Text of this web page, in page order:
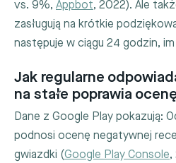
vs. 9%, Appbot, 2022). Ale
zasługują na krótkie
następuje w ciągu 24 godzin,
Jak regularne
na stałe poprawia
Dane z Google Play pokazują:
podnosi ocenę negatywnej
gwiazdki (Google Play Console,